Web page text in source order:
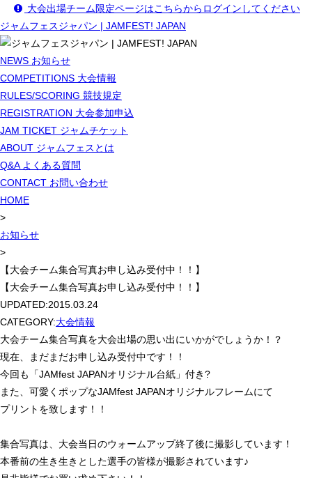
大会出場チーム限定ページはこちらからログインしてください
ジャムフェスジャパン | JAMFEST! JAPAN
NEWS お知らせ
COMPETITIONS 大会情報
RULES/SCORING 競技規定
REGISTRATION 大会参加申込
JAM TICKET ジャムチケット
ABOUT ジャムフェスとは
Q&A よくある質問
CONTACT お問い合わせ
HOME
>
お知らせ
>
【大会チーム集合写真お申し込み受付中！！】
【大会チーム集合写真お申し込み受付中！！】
UPDATED:2015.03.24
CATEGORY:大会情報
大会チーム集合写真を大会出場の思い出にいかがでしょうか！？
現在、まだまだお申し込み受付中です！！
今回も「JAMfest JAPANオリジナル台紙」付き?
また、可愛くポップなJAMfest JAPANオリジナルフレームにて
プリントを致します！！
集合写真は、大会当日のウォームアップ終了後に撮影しています！
本番前の生き生きとした選手の皆様が撮影されています♪